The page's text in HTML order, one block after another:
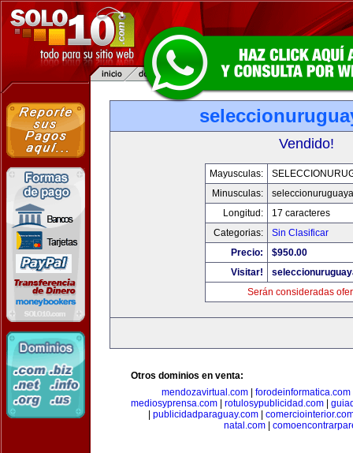
Vendido!
Mayusculas:
Minusculas:
Longitud:
17 caracteres
Categorias:
Sin Clasificar
Precio:
$950.00
Visitar!
Serán consideradas
Otros dominios en venta:
mendozavirtual.com| forodeinformatica.com
mediosyprensa.com
rotulosypublicidad.com
publicidadparaguay.com
natal.com|